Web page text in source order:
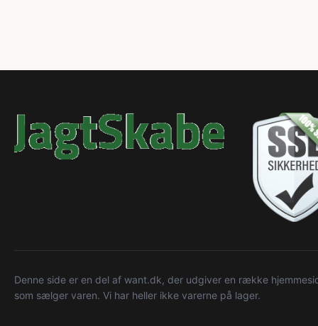
Denne side er en del af want.dk, der udgiver en række
som sælger varen. Vi har heller ikke varerne på lager.